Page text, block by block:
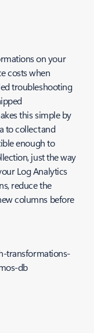
on your
costs when
troubleshooting
this simple by
to collect and
enough to
just the way
Log Analytics
reduce the
columns before
transformations-
db